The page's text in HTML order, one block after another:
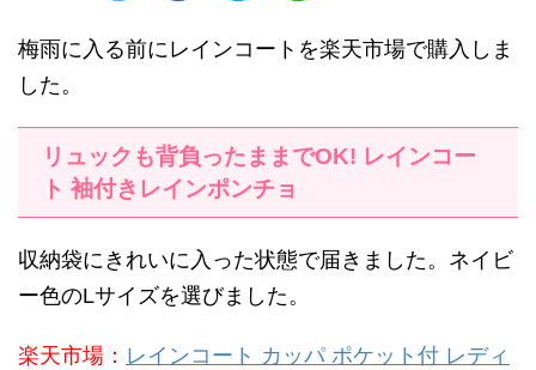
梅雨に入る前にレインコートを楽天市場で購入しま
した。
リュックも背負ったままでOK! レインコー
ト 袖付きレインポンチョ
収納袋にきれいに入った状態で届きました。ネイビ
ー色のLサイズを選びました。
楽天市場： レインコート カッパ ポケット付 レディ